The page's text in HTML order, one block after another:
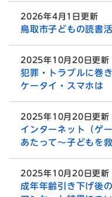
2026年4月1日更新
鳥取市子どもの読書
2025年10月20日更新
犯罪・トラブルに巻
ケータイ・スマホは
2025年10月20日更新
インターネット（ゲ
あたって～子どもを
2025年10月20日更新
成年年齢引き下げ後